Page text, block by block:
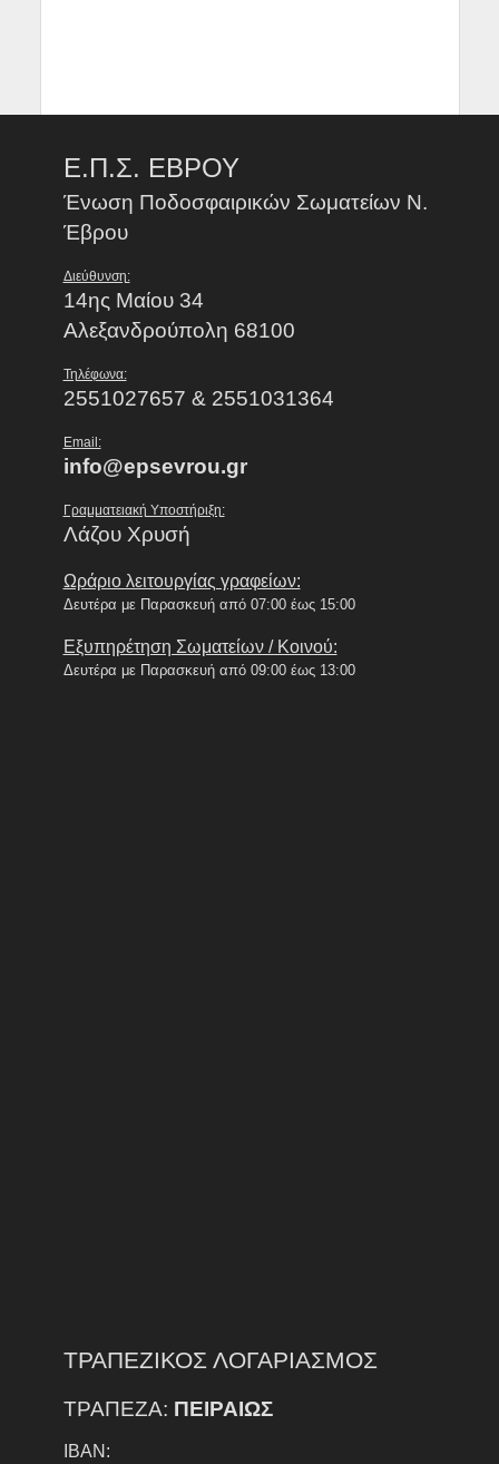
Ε.Π.Σ. ΕΒΡΟΥ
Ένωση Ποδοσφαιρικών Σωματείων Ν.
Έβρου
Διεύθυνση:
14ης Μαίου 34
Αλεξανδρούπολη 68100
Τηλέφωνα:
2551027657 & 2551031364
Email:
info@epsevrou.gr
Γραμματειακή Υποστήριξη:
Λάζου Χρυσή
Ωράριο λειτουργίας γραφείων:
Δευτέρα με Παρασκευή από 07:00 έως 15:00
Εξυπηρέτηση Σωματείων / Κοινού:
Δευτέρα με Παρασκευή από 09:00 έως 13:00
ΤΡΑΠΕΖΙΚΟΣ ΛΟΓΑΡΙΑΣΜΟΣ
ΤΡΑΠΕΖΑ: ΠΕΙΡΑΙΩΣ
IBAN: